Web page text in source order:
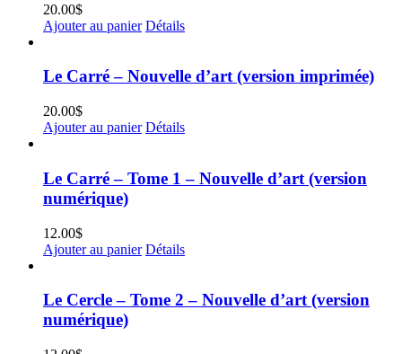
20.00$
Ajouter au panier Détails
Le Carré – Nouvelle d’art (version imprimée)
20.00$
Ajouter au panier Détails
Le Carré – Tome 1 – Nouvelle d’art (version
numérique)
12.00$
Ajouter au panier Détails
Le Cercle – Tome 2 – Nouvelle d’art (version
numérique)